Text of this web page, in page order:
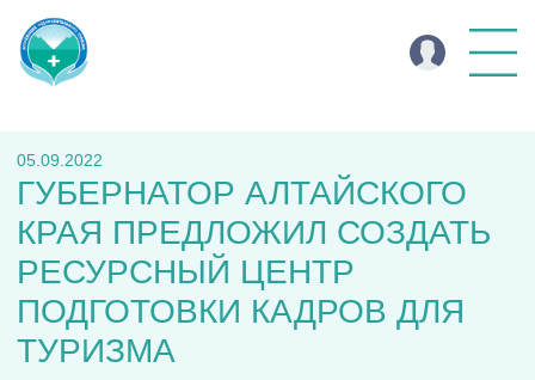
05.09.2022
ГУБЕРНАТОР АЛТАЙСКОГО
КРАЯ ПРЕДЛОЖИЛ СОЗДАТЬ
РЕСУРСНЫЙ ЦЕНТР
ПОДГОТОВКИ КАДРОВ ДЛЯ
ТУРИЗМА